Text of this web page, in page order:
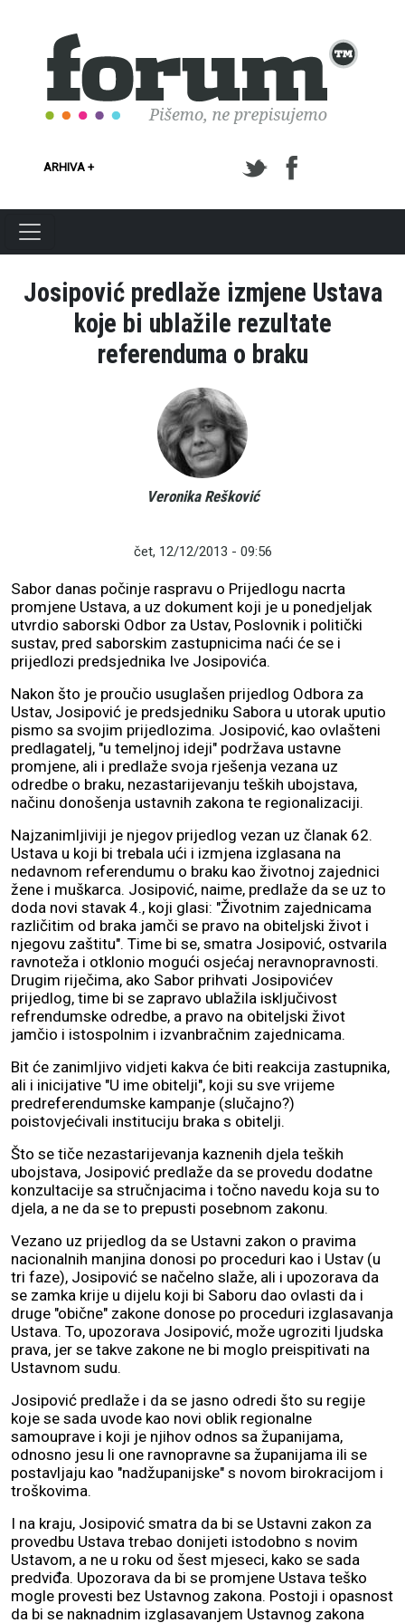
ARHIVA +
Josipović predlaže izmjene Ustava
koje bi ublažile rezultate
referenduma o braku
Veronika Rešković
čet, 12/12/2013 - 09:56
Sabor danas počinje raspravu o Prijedlogu nacrta
promjene Ustava, a uz dokument koji je u ponedjeljak
utvrdio saborski Odbor za Ustav, Poslovnik i politički
sustav, pred saborskim zastupnicima naći će se i
prijedlozi predsjednika Ive Josipovića.
Nakon što je proučio usuglašen prijedlog Odbora za
Ustav, Josipović je predsjedniku Sabora u utorak uputio
pismo sa svojim prijedlozima. Josipović, kao ovlašteni
predlagatelj, "u temeljnoj ideji" podržava ustavne
promjene, ali i predlaže svoja rješenja vezana uz
odredbe o braku, nezastarijevanju teških ubojstava,
načinu donošenja ustavnih zakona te regionalizaciji.
Najzanimljiviji je njegov prijedlog vezan uz članak 62.
Ustava u koji bi trebala ući i izmjena izglasana na
nedavnom referendumu o braku kao životnoj zajednici
žene i muškarca. Josipović, naime, predlaže da se uz to
doda novi stavak 4., koji glasi: "Životnim zajednicama
različitim od braka jamči se pravo na obiteljski život i
njegovu zaštitu". Time bi se, smatra Josipović, ostvarila
ravnoteža i otklonio mogući osjećaj neravnopravnosti.
Drugim riječima, ako Sabor prihvati Josipovićev
prijedlog, time bi se zapravo ublažila isključivost
refrendumske odredbe, a pravo na obiteljski život
jamčio i istospolnim i izvanbračnim zajednicama.
Bit će zanimljivo vidjeti kakva će biti reakcija zastupnika,
ali i inicijative "U ime obitelji", koji su sve vrijeme
predreferendumske kampanje (slučajno?)
poistovjećivali instituciju braka s obitelji.
Što se tiče nezastarijevanja kaznenih djela teških
ubojstava, Josipović predlaže da se provedu dodatne
konzultacije sa stručnjacima i točno navedu koja su to
djela, a ne da se to prepusti posebnom zakonu.
Vezano uz prijedlog da se Ustavni zakon o pravima
nacionalnih manjina donosi po proceduri kao i Ustav (u
tri faze), Josipović se načelno slaže, ali i upozorava da
se zamka krije u dijelu koji bi Saboru dao ovlasti da i
druge "obične" zakone donose po proceduri izglasavanja
Ustava. To, upozorava Josipović, može ugroziti ljudska
prava, jer se takve zakone ne bi moglo preispitivati na
Ustavnom sudu.
Josipović predlaže i da se jasno odredi što su regije
koje se sada uvode kao novi oblik regionalne
samouprave i koji je njihov odnos sa županijama,
odnosno jesu li one ravnopravne sa županijama ili se
postavljaju kao "nadžupanijske" s novom birokracijom i
troškovima.
I na kraju, Josipović smatra da bi se Ustavni zakon za
provedbu Ustava trebao donijeti istodobno s novim
Ustavom, a ne u roku od šest mjeseci, kako se sada
predviđa. Upozorava da bi se promjene Ustava teško
mogle provesti bez Ustavnog zakona. Postoji i opasnost
da bi se naknadnim izglasavanjem Ustavnog zakona